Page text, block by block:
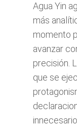
Agua Yin
más
momento
avanzar
precisión.
que se